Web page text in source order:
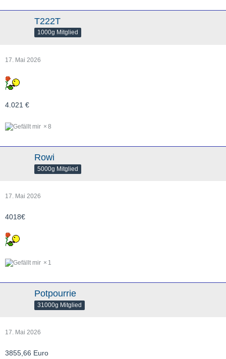
T222T
1000g Mitglied
17. Mai 2026
4.021 €
8
Rowi
5000g Mitglied
17. Mai 2026
4018€
1
Potpourrie
31000g Mitglied
17. Mai 2026
3855,66 Euro